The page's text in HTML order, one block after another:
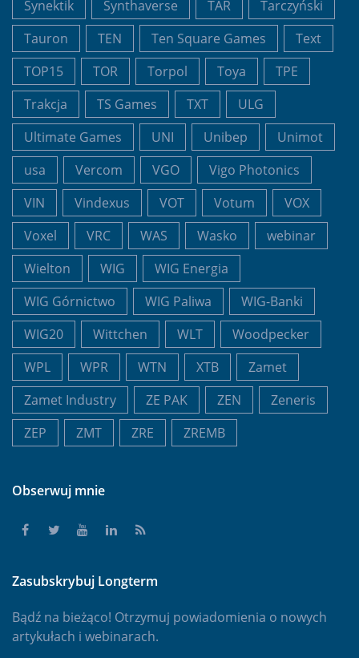
Synektik
Synthaverse TAR
Tarczyński
Tauron
TEN Ten Square Games
Text
TOP15
TOR Torpol Toya
TPE
Trakcja
TS Games TXT
ULG
Ultimate Games
UNI Unibep
Unimot
usa
Vercom VGO
Vigo Photonics
VIN
Vindexus VOT Votum
VOX
Voxel
VRC WAS Wasko
webinar
Wielton
WIG
WIG Energia
WIG Górnictwo
WIG Paliwa
WIG-Banki
WIG20
Wittchen WLT
Woodpecker
WPL
WPR WTN XTB
Zamet
Zamet Industry
ZE PAK ZEN
Zeneris
ZEP
ZMT ZRE ZREMB
Obserwuj mnie
Zasubskrybuj Longterm
Bądź na bieżąco! Otrzymuj powiadomienia o nowych
artykułach i webinarach.